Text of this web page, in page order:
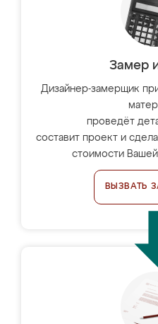
Замер
Дизайнер-замерщик
проведёт
составит проект и
стоимости
ВЫЗВАТЬ